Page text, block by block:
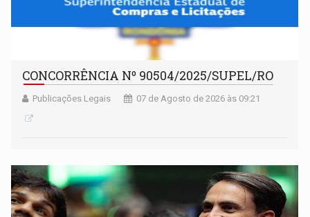
CONCORRÊNCIA Nº 90504/2025/SUPEL/RO
Publicações Legais 07 de Agosto de 2026 às 09:21